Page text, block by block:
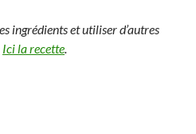
ingrédients et utiliser d’autres
Ici la recette.